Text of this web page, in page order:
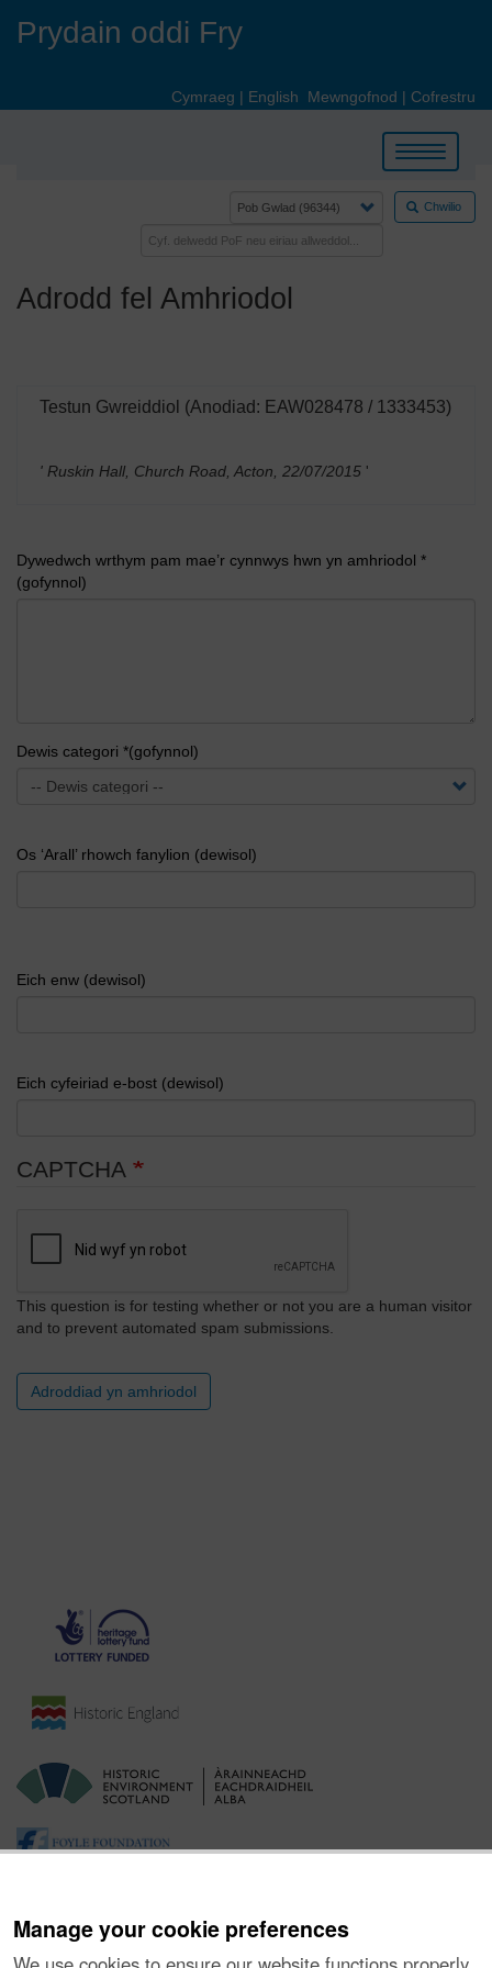
Manage your cookie preferences
Prydain oddi Fry
Cymraeg | English Mewngofnod | Cofrestru
Toggle
navigation
Chwilio
Adrodd fel Amhriodol
Testun Gwreiddiol (Anodiad: EAW028478 / 1333453)
' Ruskin Hall, Church Road, Acton, 22/07/2015 '
Dywedwch wrthym pam mae’r cynnwys hwn yn amhriodol *
(gofynnol)
Dewis categori *(gofynnol)
Os ‘Arall’ rhowch fanylion (dewisol)
Eich enw (dewisol)
Eich cyfeiriad e-bost (dewisol)
CAPTCHA
This question is for testing whether or not you are a human visitor
and to prevent automated spam submissions.
Adroddiad yn amhriodol